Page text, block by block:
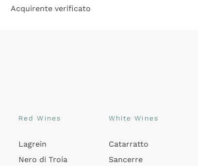
Acquirente verificato
Red Wines
Lagrein
Nero di Troia
White Wines
Catarratto
Sancerre